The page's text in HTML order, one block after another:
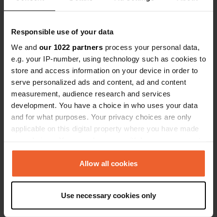
Responsible use of your data
We and our 1022 partners process your personal data,
e.g. your IP-number, using technology such as cookies to
store and access information on your device in order to
serve personalized ads and content, ad and content
measurement, audience research and services
development. You have a choice in who uses your data
and for what purposes. Your privacy choices are only
applicable on this digital property where you have made
any time from the Cookie Declaration or by clicking on
the Privacy trigger icon.
Collect information about your geographical location
which can be accurate to within several meters
Allow all cookies
Use necessary cookies only
Es-tu déjà venu ici ?
Contact
Emplacement
58000, Nevers, France
46° 58' 42" N 3° 9' 59" E
Copie